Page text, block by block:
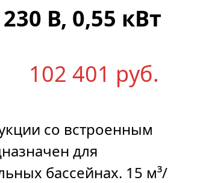
В, 0,55 кВт
102 401 руб.
со встроенным
для
бассейнах. 15 м³/